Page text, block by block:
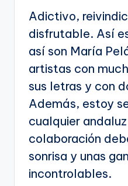
Adictivo,
disfrutable. Así
así son María
artistas con
sus letras y con
Además, estoy
cualquier
colaboración
sonrisa y unas
incontrolables.